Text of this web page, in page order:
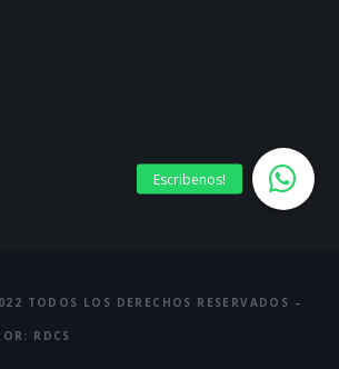
TODOS LOS DERECHOS RESERVADOS –
RDCS